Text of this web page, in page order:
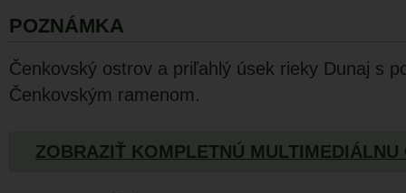
POZNÁMKA
Čenkovský ostrov a priľahlý úsek rieky Dunaj s
Čenkovským ramenom.
ZOBRAZIŤ KOMPLETNÚ MULTIMEDIÁLNU